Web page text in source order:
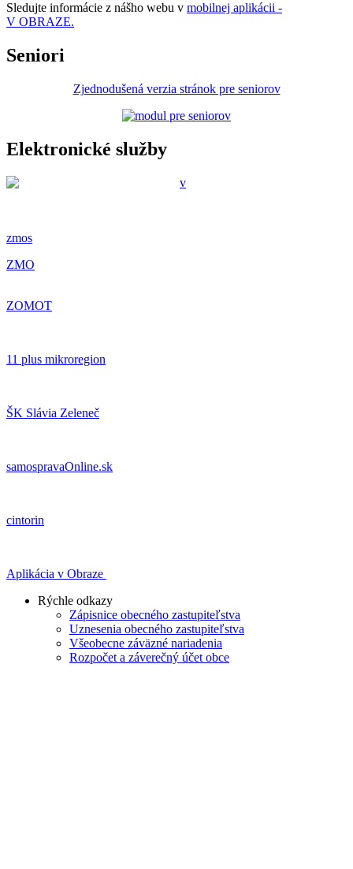
Sledujte informácie z nášho webu v mobilnej aplikácii -
V OBRAZE.
Seniori
Zjednodušená verzia stránok pre seniorov
Elektronické služby
zmos
ZMO
ZOMOT
11 plus mikroregion
ŠK Slávia Zeleneč
samospravaOnline.sk
cintorin
Aplikácia v Obraze
Rýchle odkazy
Zápisnice obecného zastupiteľstva
Uznesenia obecného zastupiteľstva
Všeobecne záväzné nariadenia
Rozpočet a záverečný účet obce